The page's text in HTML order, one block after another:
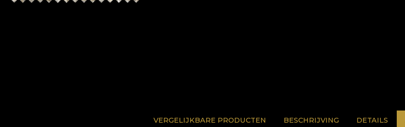
VERGELIJKBARE PRODUCTEN BESCHRIJVING DETAILS